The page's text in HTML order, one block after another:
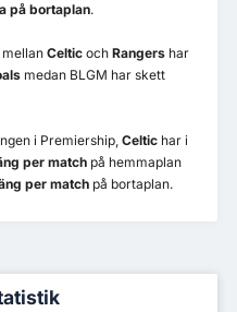
på bortaplan.
Celticoch Rangershar
medan BLGM har skett
i Premiership,Celtichar i
per matchpå hemmaplan
per matchpå bortaplan.